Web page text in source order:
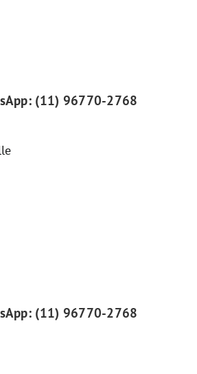
(11) 96770-2768
(11) 96770-2768